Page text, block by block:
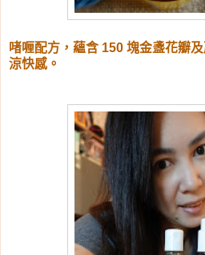
啫喱配方，蘊含 150 塊金盞花瓣
涼快感。